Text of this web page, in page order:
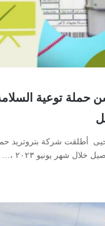
حملة توعية
أطلقت شركة بتروتريد
شهر يونيو ٢٠٢٣ ،…